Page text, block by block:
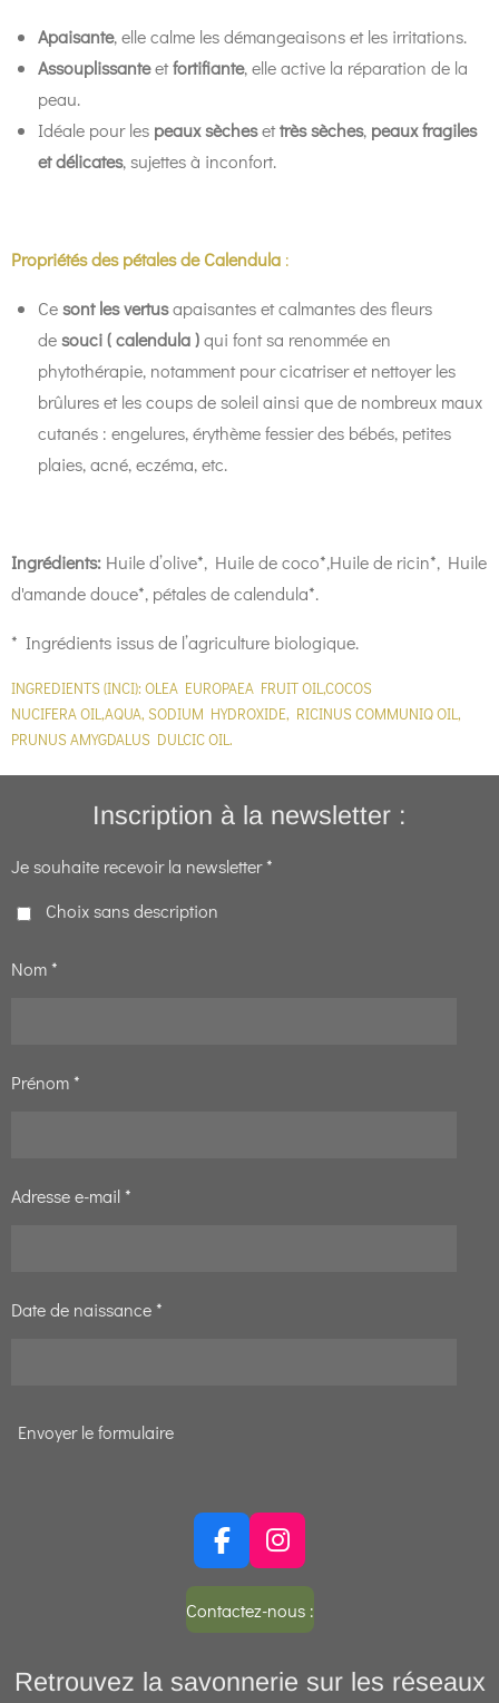
Apaisante, elle calme les démangeaisons et les irritations.
Assouplissanteetfortifiante, elle active la réparation de la
peau.
Idéale pour les peaux sèchesettrès sèches, peaux fragiles
et délicates, sujettes à inconfort.
Propriétés des pétales de Calendula :
Cesont les vertusapaisantes et calmantes des fleurs
desouci ( calendula )qui font sa renommée en
phytothérapie, notamment pour cicatriser et nettoyer les
brûlures et les coups de soleil ainsi que de nombreux maux
cutanés : engelures, érythème fessier des bébés, petites
plaies, acné, eczéma, etc.
Ingrédients: Huile d’olive*, Huile de coco*,Huile de ricin*, Huile
d'amande douce*, pétales de calendula*.
* Ingrédients issus de l’agriculture biologique.
INGREDIENTS (INCI): OLEA EUROPAEA FRUIT OIL,COCOS
NUCIFERA OIL,AQUA, SODIUM HYDROXIDE, RICINUS COMMUNIQ OIL,
PRUNUS AMYGDALUS DULCIC OIL.
Inscription à la newsletter :
Je souhaite recevoir la newsletter *
Choix sans description
Nom *
Prénom *
Adresse e-mail *
Date de naissance *
Envoyer le formulaire
F
a
c
e
o
I
n
s
t
g
Contactez-nous :
Retrouvez la savonnerie sur les réseaux